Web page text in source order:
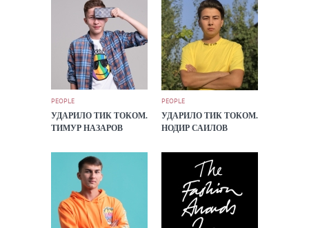
PEOPLE
УДАРИЛО ТИК ТОКОМ.
ТИМУР НАЗАРОВ
PEOPLE
УДАРИЛО ТИК ТОКОМ.
НОДИР САИЛОВ